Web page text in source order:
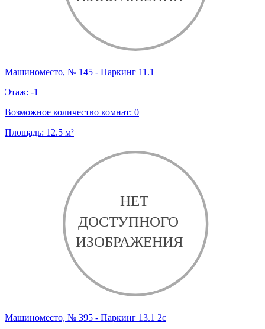
Машиноместо, № 145 - Паркинг 11.1
Этаж: -1
Возможное количество комнат: 0
Площадь: 12.5 м²
Машиноместо, № 395 - Паркинг 13.1 2с